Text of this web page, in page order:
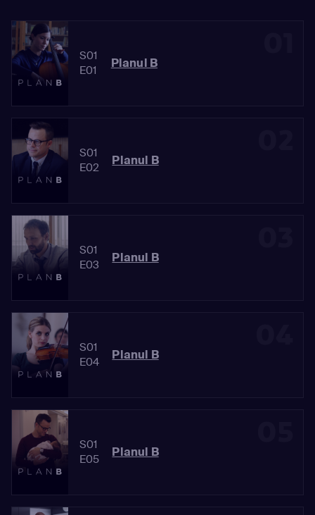
S01
E01
Planul B
S01
E02
Planul B
S01
E03
Planul B
S01
E04
Planul B
S01
E05
Planul B